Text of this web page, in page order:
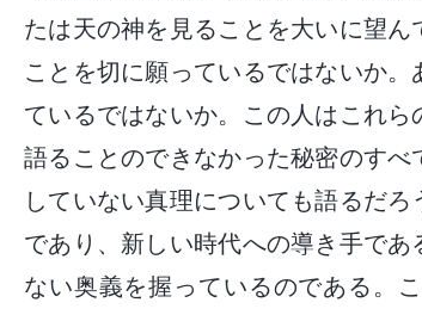
たは天の神を見ることを大いに望
ことを切に願っているではないか
ているではないか。この人はこれ
語ることのできなかった秘密のす
していない真理についても語るだ
であり、新しい時代への導き手で
ない奥義を握っているのである。